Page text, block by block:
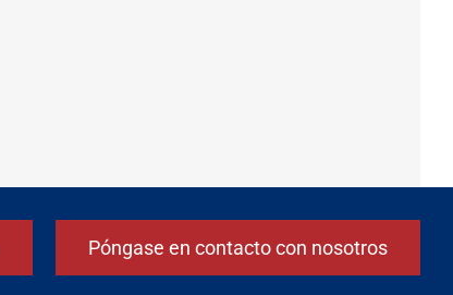
Póngase en contacto con nosotros